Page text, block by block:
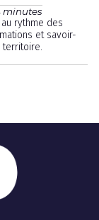
minutes
rythme des
et savoir-
territoire.